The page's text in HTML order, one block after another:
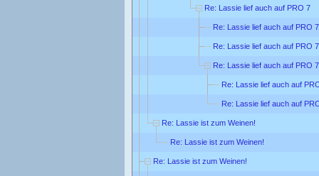
Re: Lassie lief auch auf PRO 7
Re: Lassie lief auch auf PRO 7
Re: Lassie lief auch auf PRO 7
Re: Lassie lief auch auf PRO 7
Re: Lassie lief auch auf
Re: Lassie lief auch auf
Re: Lassie ist zum Weinen!
Re: Lassie ist zum Weinen!
Re: Lassie ist zum Weinen!